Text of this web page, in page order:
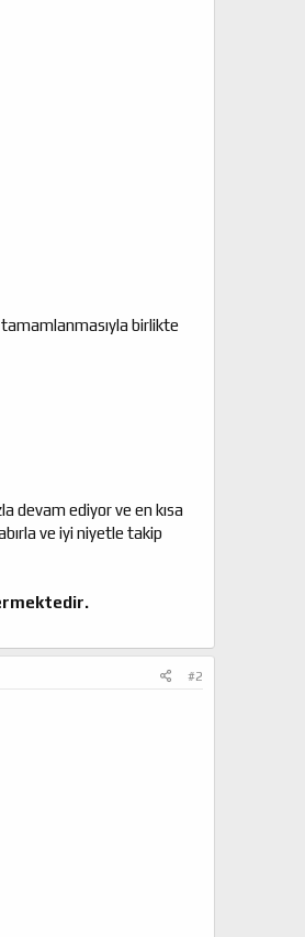
tamamlanmasıyla birlikte
devam ediyor ve en kısa
ve iyi niyetle takip
#2